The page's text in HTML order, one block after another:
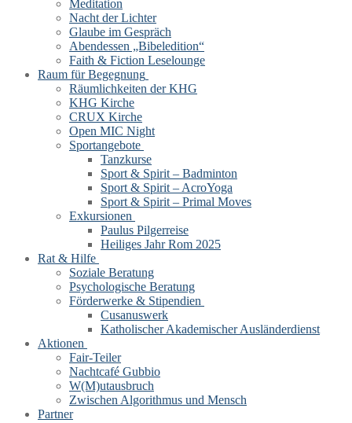
Meditation
Nacht der Lichter
Glaube im Gespräch
Abendessen „Bibeledition“
Faith & Fiction Leselounge
Raum für Begegnung
Räumlichkeiten der KHG
KHG Kirche
CRUX Kirche
Open MIC Night
Sportangebote
Tanzkurse
Sport & Spirit – Badminton
Sport & Spirit – AcroYoga
Sport & Spirit – Primal Moves
Exkursionen
Paulus Pilgerreise
Heiliges Jahr Rom 2025
Rat & Hilfe
Soziale Beratung
Psychologische Beratung
Förderwerke & Stipendien
Cusanuswerk
Katholischer Akademischer Ausländerdienst
Aktionen
Fair-Teiler
Nachtcafé Gubbio
W(M)utausbruch
Zwischen Algorithmus und Mensch
Partner